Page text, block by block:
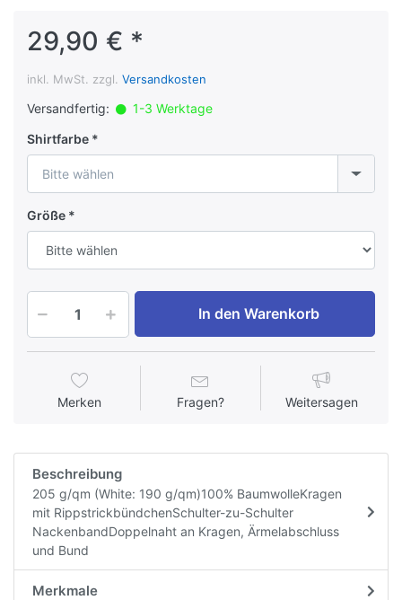
29,90 € *
inkl. MwSt. zzgl. Versandkosten
Versandfertig:
1-3 Werktage
Shirtfarbe
Bitte wählen
Größe
In den Warenkorb
Merken Fragen? Weitersagen
Beschreibung
205 g/qm (White: 190 g/qm)100% BaumwolleKragen
mit RippstrickbündchenSchulter-zu-Schulter
NackenbandDoppelnaht an Kragen, Ärmelabschluss
und Bund
Merkmale